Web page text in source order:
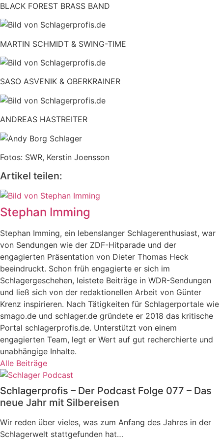
BLACK FOREST BRASS BAND
MARTIN SCHMIDT & SWING-TIME
SASO ASVENIK & OBERKRAINER
ANDREAS HASTREITER
Fotos: SWR, Kerstin Joensson
Artikel teilen:
Stephan Imming
Stephan Imming, ein lebenslanger Schlagerenthusiast, war
von Sendungen wie der ZDF-Hitparade und der
engagierten Präsentation von Dieter Thomas Heck
beeindruckt. Schon früh engagierte er sich im
Schlagergeschehen, leistete Beiträge in WDR-Sendungen
und ließ sich von der redaktionellen Arbeit von Günter
Krenz inspirieren. Nach Tätigkeiten für Schlagerportale wie
smago.de und schlager.de gründete er 2018 das kritische
Portal schlagerprofis.de. Unterstützt von einem
engagierten Team, legt er Wert auf gut recherchierte und
unabhängige Inhalte.
Alle Beiträge
Schlagerprofis – Der Podcast Folge 077 – Das
neue Jahr mit Silbereisen
Wir reden über vieles, was zum Anfang des Jahres in der
Schlagerwelt stattgefunden hat…